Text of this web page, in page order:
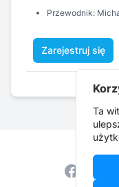
Przewodnik:
Zarejestruj się
Facebook
Ta